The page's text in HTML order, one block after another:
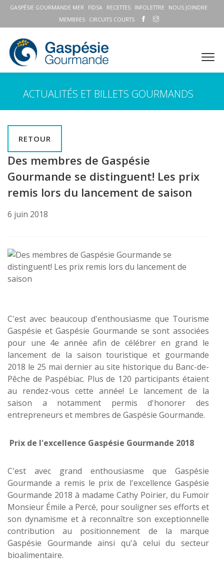
GASPÉSIE GOURMANDE MER FIDSA RECETTES INFOLETTRE
NOUS JOINDRE
MEMBRES
CIRCUITS COURTS
ACTUALITÉS ET BILLETS GOURMANDS
RETOUR
Des membres de Gaspésie
Gourmande se distinguent! Les prix
remis lors du lancement de saison
6 juin 2018
C'est avec beaucoup d'enthousiasme que Tourisme
Gaspésie et Gaspésie Gourmande se sont associées
pour une 4e année afin de célébrer en grand le
lancement de la saison touristique et gourmande
2018 le 25 mai dernier au site historique du Banc-de-
Pêche de Paspébiac. Plus de 120 participants étaient
au rendez-vous cette année! Le lancement de la
saison a notamment permis d'honorer des
entrepreneurs et membres de Gaspésie Gourmande.
Prix de l'excellence Gaspésie Gourmande 2018
C'est avec grand enthousiasme que Gaspésie
Gourmande a remis le prix de l'excellence Gaspésie
Gourmande 2018 à madame Cathy Poirier, du Fumoir
Monsieur Émile a Percé, pour souligner ses efforts et
son dynamisme et à reconnaître son exceptionnelle
contribution au positionnement de la marque
Gaspésie Gourmande ainsi qu'à celui du secteur
bioalimentaire.